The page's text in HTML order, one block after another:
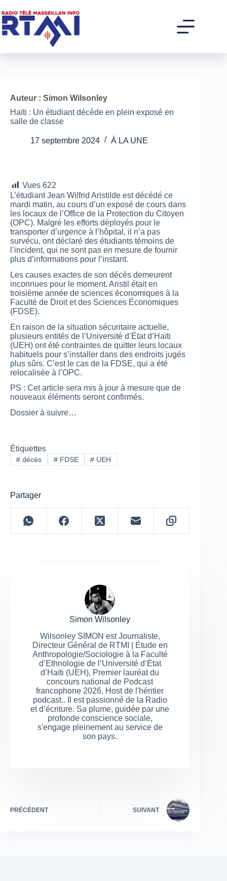
au
contenu
Auteur : Simon Wilsonley
Haïti : Un étudiant décède en plein exposé en
salle de classe
17 septembre 2024 À LA UNE
Vues 622
L’étudiant Jean Wilfrid Aristilde est décédé ce
mardi matin, au cours d’un exposé de cours dans
les locaux de l’Office de la Protection du Citoyen
(OPC). Malgré les efforts déployés pour le
transporter d’urgence à l’hôpital, il n’a pas
survécu, ont déclaré des étudiants témoins de
l’incident, qui ne sont pas en mesure de fournir
plus d’informations pour l’instant.
Les causes exactes de son décès demeurent
inconnues pour le moment. Aristil était en
troisième année de sciences économiques à la
Faculté de Droit et des Sciences Économiques
(FDSE).
En raison de la situation sécuritaire actuelle,
plusieurs entités de l’Université d’État d’Haïti
(UEH) ont été contraintes de quitter leurs locaux
habituels pour s’installer dans des endroits jugés
plus sûrs. C’est le cas de la FDSE, qui a été
relocalisée à l’OPC.
PS : Cet article sera mis à jour à mesure que de
nouveaux éléments seront confirmés.
Dossier à suivre…
Étiquettes
#décès #FDSE # UEH
Partager
Simon Wilsonley
Wilsonley SIMON est Journaliste,
Directeur Général de RTMI | Étude en
Anthropologie/Sociologie à la Faculté
d’Ethnologie de l’Université d’État
d’Haïti (UEH), Premier lauréat du
concours national de Podcast
francophone 2026, Host de l'héritier
podcast.. Il est passionné de la Radio
et d’écriture. Sa plume, guidée par une
profonde conscience sociale,
s'engage pleinement au service de
son pays.
PRÉCÉDENT SUIVANT